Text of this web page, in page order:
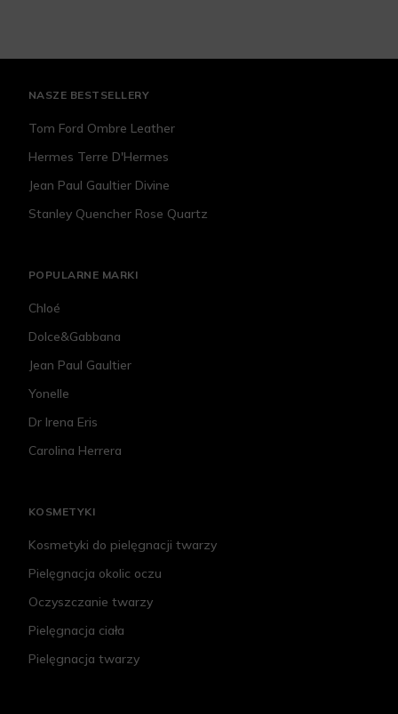
NASZE BESTSELLERY
Tom Ford Ombre Leather
Hermes Terre D'Hermes
Jean Paul Gaultier Divine
Stanley Quencher Rose Quartz
POPULARNE MARKI
Chloé
Dolce&Gabbana
Jean Paul Gaultier
Yonelle
Dr Irena Eris
Carolina Herrera
KOSMETYKI
Kosmetyki do pielęgnacji twarzy
Pielęgnacja okolic oczu
Oczyszczanie twarzy
Pielęgnacja ciała
Pielęgnacja twarzy